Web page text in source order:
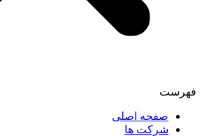
فهرست
صفحه اصلی
شرکت ها